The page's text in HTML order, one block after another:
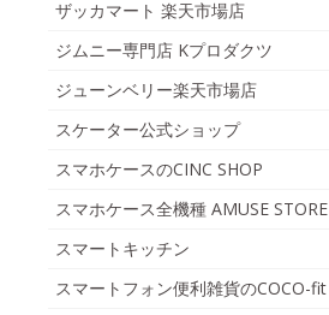
ザッカマート 楽天市場店
ジムニー専門店 Kプロダクツ
ジューンベリー楽天市場店
スケーター公式ショップ
スマホケースのCINC SHOP
スマホケース全機種 AMUSE STORE
スマートキッチン
スマートフォン便利雑貨のCOCO-fit